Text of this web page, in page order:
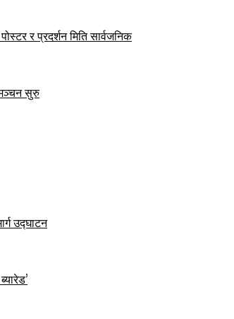
र प्रदर्शन मिति सार्वजनिक
मञ्चन सुरु
उद्घाटन